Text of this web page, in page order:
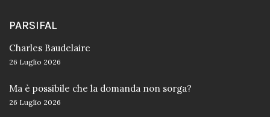
PARSIFAL
Charles Baudelaire
26 Luglio 2026
Ma è possibile che la domanda non sorga?
26 Luglio 2026